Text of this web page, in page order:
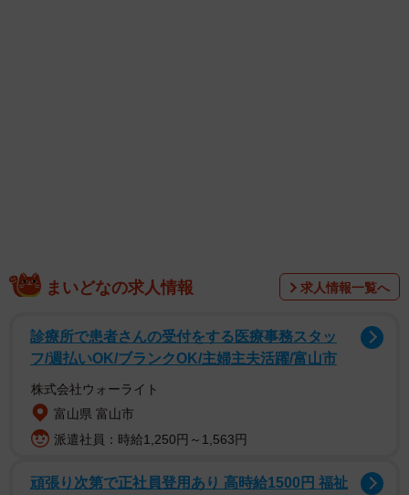
まいどなの求人情報 求人情報一覧へ
診療所で患者さんの受付をする医療事務スタッ
フ/週払いOK/ブランクOK/主婦主夫活躍/富山市
株式会社ウォーライト
富山県 富山市
派遣社員：時給1,250円～1,563円
頑張り次第で正社員登用あり 高時給1500円 福祉